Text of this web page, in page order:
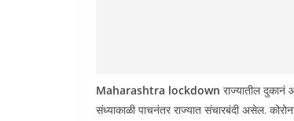
Maharashtra lockdown राज्यातील
संध्याकाळी पाचनंतर राज्यात संचारबंदी असेल.